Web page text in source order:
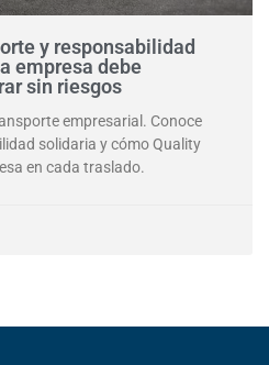
y responsabilidad
empresa debe
sin riesgos
empresarial. Conoce
solidaria y cómo Quality
en cada traslado.